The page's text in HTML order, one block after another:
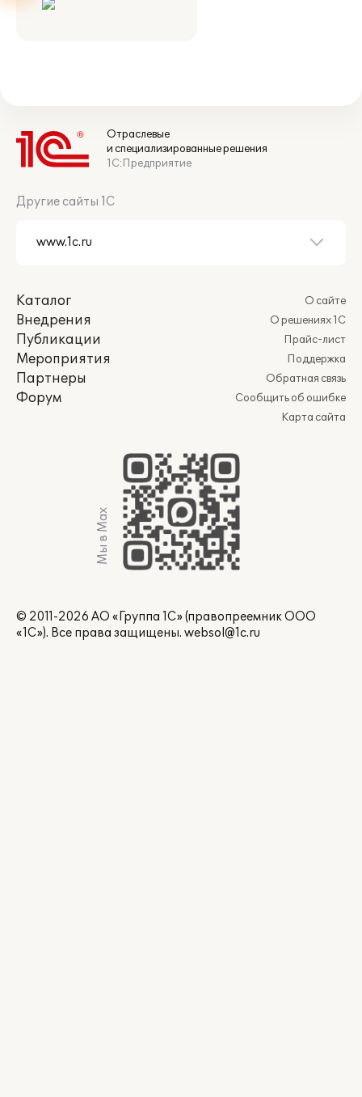
Отраслевые
и специализированные решения
1С:Предприятие
Другие сайты 1С
Каталог
Внедрения
Публикации
Мероприятия
Партнеры
Форум
О сайте
О решениях 1С
Прайс-лист
Поддержка
Обратная связь
Сообщить об ошибке
Карта сайта
Мы в Max
© 2011-2026 АО «Группа 1С» (правопреемник ООО
«1С»). Все права защищены. websol@1c.ru